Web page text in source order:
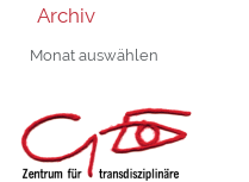
Archiv
Archiv